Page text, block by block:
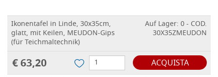
Ikonentafel in Linde, 30x35cm,
glatt, mit Keilen, MEUDON-Gips
(für Teichmaltechnik)
Auf Lager: 0 - COD.
30X35ZMEUDON
€ 63,20 ACQUISTA